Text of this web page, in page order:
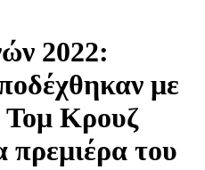
2022:
με
Τομ Κρουζ
πρεμιέρα του